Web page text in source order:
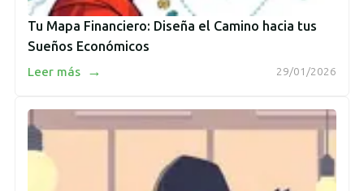
Tu Mapa Financiero: Diseña el Camino hacia tus
Sueños Económicos
29/01/2026
Leer más →